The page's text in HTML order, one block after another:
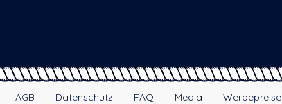
AGB Datenschutz FAQ Media Werbepreise